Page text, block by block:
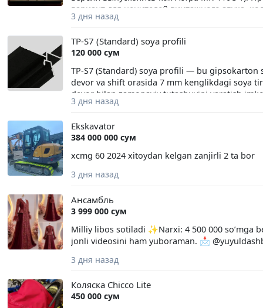
вариант для ценителей винтажного звука,
и 9,53 см/сЧастотный диапазон: от 20 до 24
3 дня назад
TP-S7 (Standard) soya profili
120 000 сум
TP-S7 (Standard) soya profili — bu
devor va shift orasida 7 mm kenglikdagi soya
devor bilan zamonaviy tutashuvini yaratish
tirqishi: 7 mm. • Qo‘llanilishi: bir qatlamli
yanada aniq va ifodali ko‘rsatish uchun.
• Shift plintusidan foydalanishga ehtiyoj
qilib, tutashuv joyida yoriqlar paydo bo‘lish
baxsh etadi.
3 дня назад
Ekskavator
384 000 000 сум
xcmg 60 2024 xitoydan kelgan zanjirli 2 ta bor
3 дня назад
Ансамбль
3 999 000 сум
Milliy libos sotiladi ✨Narxi: 4 500 000 so’mga
jonli videosini ham yuboraman. 📩
3 дня назад
Коляска Chicco Lite
450 000 сум